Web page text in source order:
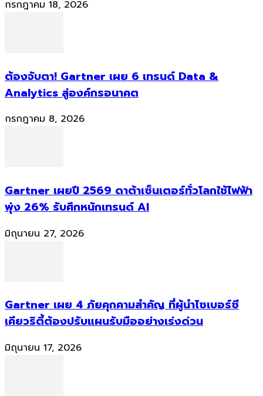
กรกฎาคม 18, 2026
ต้องจับตา! Gartner เผย 6 เทรนด์ Data &
Analytics สู่องค์กรอนาคต
กรกฎาคม 8, 2026
Gartner เผยปี 2569 ดาต้าเซ็นเตอร์ทั่วโลกใช้ไฟฟ้า
พุ่ง 26% รับศึกหนักเทรนด์ AI
มิถุนายน 27, 2026
Gartner เผย 4 ภัยคุกคามสำคัญ ที่ผู้นำไซเบอร์ซี
เคียวริตี้ต้องปรับแผนรับมืออย่างเร่งด่วน
มิถุนายน 17, 2026